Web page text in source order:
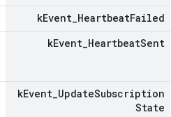
kEvent HeartbeatFailed
kEvent HeartbeatSent
kEvent UpdateSubscription
State